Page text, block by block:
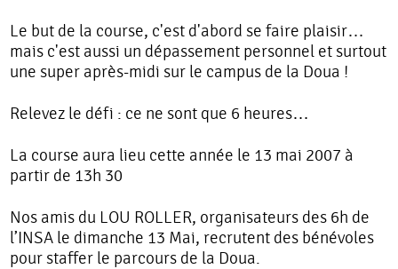
Le but de la course, c'est d'abord se faire plaisir…
mais c'est aussi un dépassement personnel et surtout
une super après-midi sur le campus de la Doua !
Relevez le défi : ce ne sont que 6 heures…
La course aura lieu cette année le 13 mai 2007 à
partir de 13h 30
Nos amis du LOU ROLLER, organisateurs des 6h de
l’INSA le dimanche 13 Mai, recrutent des bénévoles
pour staffer le parcours de la Doua.